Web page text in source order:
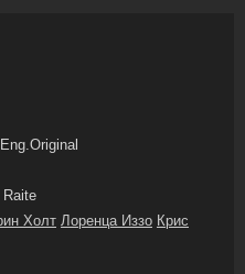
Холт Лоренца Иззо Крис